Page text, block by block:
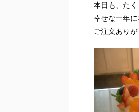
本日も、た
幸せな一年に
ご注文ありが